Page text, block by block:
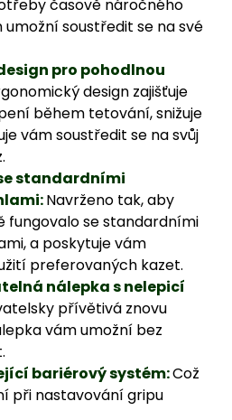
časově náročného
umožní soustředit se na své
pro pohodlnou
design zajišťuje
během tetování, snižuje
vám soustředit se na svůj
standardními
Navrženo tak, aby
fungovalo se standardními
a poskytuje vám
preferovaných kazet.
nálepka s nelepicí
přívětivá znovu
vám umožní bez
bariérový systém:Což
při nastavování gripu